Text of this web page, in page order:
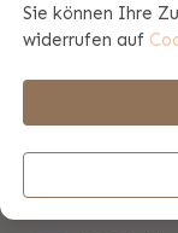
Produktinformation
Zahlungs- und
Sie können Ihre
widerrufen auf